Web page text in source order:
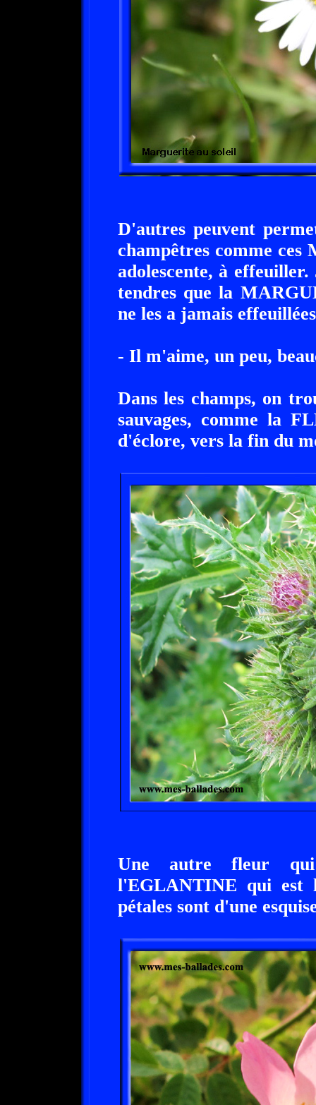
D'autres peuvent
champêtres comme
adolescente, à effeuiller.
tendres que la
ne les a jamais
- Il m'aime, un peu,
Dans les champs, on
sauvages, comme la
d'éclore, vers la fin du
Une autre fleur
l'EGLANTINE qui est
pétales sont d'une